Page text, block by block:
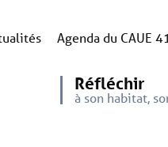
Agenda du CAUE 41
Réfléchir
à son habitat,